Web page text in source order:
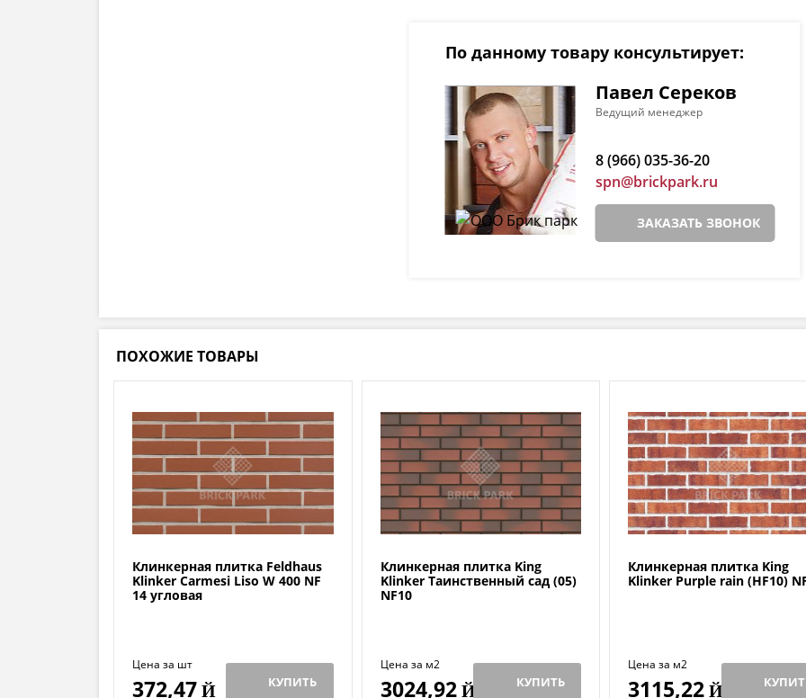
По данному товару консультирует:
Павел Сереков
Ведущий менеджер
8 (966) 035-36-20
spn@brickpark.ru
ЗАКАЗАТЬ ЗВОНОК
ПОХОЖИЕ ТОВАРЫ
Клинкерная плитка Feldhaus
Klinker Carmesi Liso W 400 NF
14 угловая
Цена за шт
372,47 Й КУПИТЬ
Клинкерная плитка King
Klinker Таинственный сад (05)
NF10
Цена за м2
3024,92Й КУПИТЬ
Клинкерная плитка King
Klinker Purple rain (HF10)
Цена за м2
3115,22 Й